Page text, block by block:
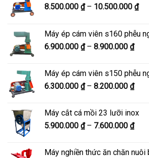
8.500.000 ₫ – 10.500.000 ₫
Máy ép cám viên s160 phễu
6.900.000 ₫ – 8.900.000 ₫
từ
đến
Máy ép cám viên s150 phễu
6.300.000 ₫ – 8.200.000 ₫
đến
Máy cắt cá mồi 23 lưỡi inox
5.900.000 ₫ – 7.600.000 ₫
Máy nghiền thức ăn chăn nuôi